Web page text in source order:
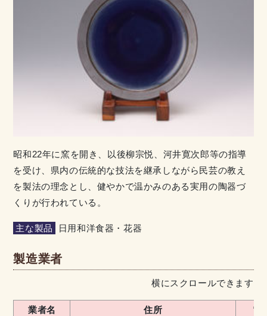
昭和22年に窯を開き、以後柳宗悦、河井寛次郎等の指導
を受け、県内の伝統的な技法を継承しながら民芸の教え
を製法の理念とし、健やかで温かみのある実用の陶器づ
くりが行われている。
主な製品 日用和洋食器・花器
製造業者
横にスクロールできます
業者名 住所 電